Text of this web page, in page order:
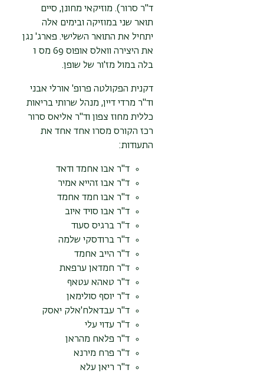
ד"ר סרור). מוזיקאי מחונן, סיים
תואר שני במוזיקה ובימים אלה
יתחיל את התואר השלישי. פארג' נגן
את היצירה וואלס אופוס 69 מס 1
בלה במול מז'ור של שופן.
דקנית הפקולטה פרופ' אורלי אבני
וד"ר מרדי דיין, מנהל שרותי בריאות
כללית מחוז צפון וד"ר אליאס סרור
רכז הקורס מסרו אחד אחד את
התעודות:
ד"ר אבו אחמד ודאד
ד"ר אבו זהייא אמיר
ד"ר אבו חמד אחמד
ד"ר אבו סויד איוב
ד"ר ברגיס סעוד
ד"ר ברודסקי שלמה
ד"ר הייב אחמד
ד"ר חמדאן ערפאת
ד"ר טאהא עטאף
ד"ר יוסף סולימאן
ד"ר עבדאלח'אלק יאסק
ד"ר עדוי עלי
ד"ר פלאח מהראן
ד"ר פרח מירנא
ד"ר ריאן עלא